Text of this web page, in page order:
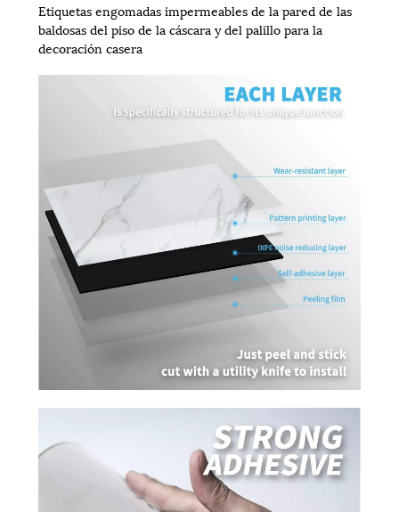
Etiquetas engomadas impermeables de la pared de las
baldosas del piso de la cáscara y del palillo para la
decoración casera